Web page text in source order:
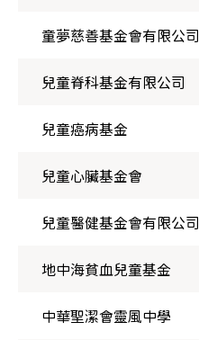
童夢慈善基金會有限公司
兒童脊科基金有限公司
兒童癌病基金
兒童心臟基金會
兒童醫健基金會有限公司
地中海貧血兒童基金
中華聖潔會靈風中學